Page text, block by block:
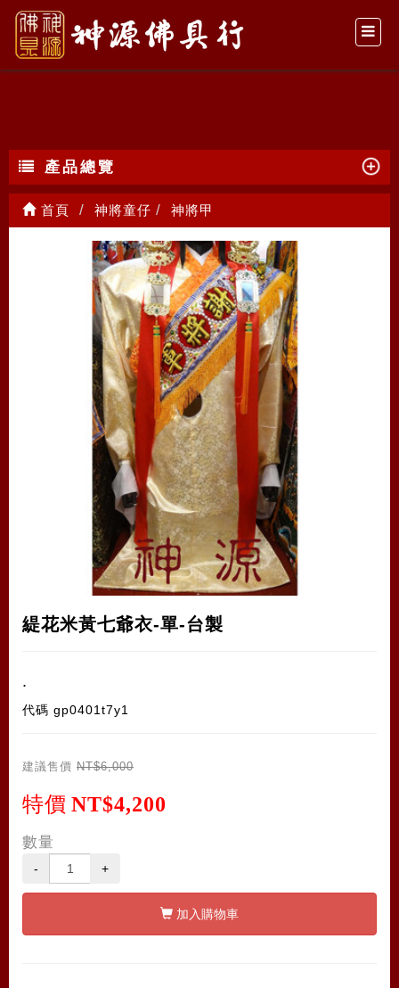
神將甲
產品總覽
首頁 神將童仔 神將甲
緹花米黃七爺衣-單-台製
.
代碼 gp0401t7y1
建議售價 NT$6,000
特價 NT$4,200
數量
- +
加入購物車